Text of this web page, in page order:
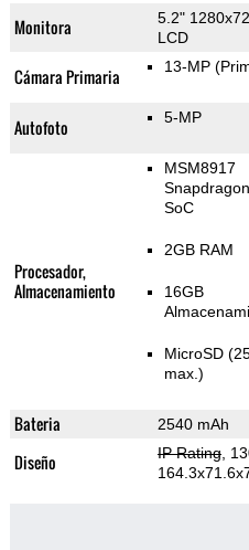
Monitora
5.2"
LCD
Cámara Primaria 13-MP
Autofoto 5-MP
Procesador,
Almacenamiento
MSM8917
SoC
2GB RAM
16GB
MicroSD
max.)
Bateria 2540 mAh
Diseño IP Rating,